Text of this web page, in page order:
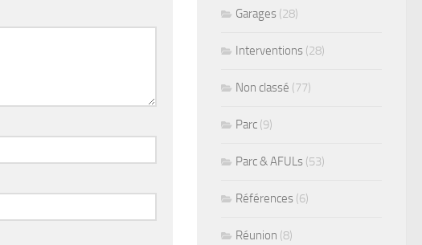
Garages (28)
Interventions (28)
Non classé (77)
Parc (9)
Parc & AFULs (53)
Références (6)
Réunion (8)